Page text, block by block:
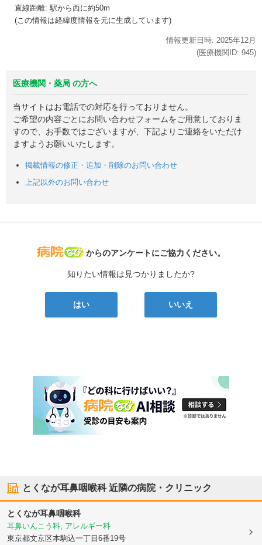
直線距離: 駅から西に約50m
(この情報は経緯度情報を元に生成しています)
情報更新日時: 2025年12月
(医療機関ID: 945)
医療機関・薬局 の方へ
当サイトはお電話での対応を行っておりません。
ご希望の内容ごとにお問い合わせフォームをご用意しておりま
すので、お手数ではございますが、下記よりご連絡をいただけ
ますようお願いいたします。
掲載情報の修正・追加・削除のお問い合わせ
上記以外のお問い合わせ
病院なび
からのアンケートにご協力ください。
知りたい情報は見つかりましたか?
はい いいえ
とくなが耳鼻咽喉科近隣の病院・クリニック
とくなが耳鼻咽喉科
耳鼻いんこう科, アレルギー科
東京都文京区本駒込一丁目6番19号